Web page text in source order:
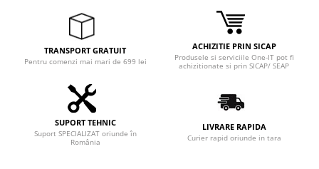
TRANSPORT GRATUIT
Pentru comenzi mai mari de 699 lei
ACHIZITIE PRIN SICAP
Produsele si serviciile One-IT pot fi
achizitionate si prin SICAP/ SEAP
SUPORT TEHNIC
Suport SPECIALIZAT oriunde în
România
LIVRARE RAPIDA
Curier rapid oriunde in tara